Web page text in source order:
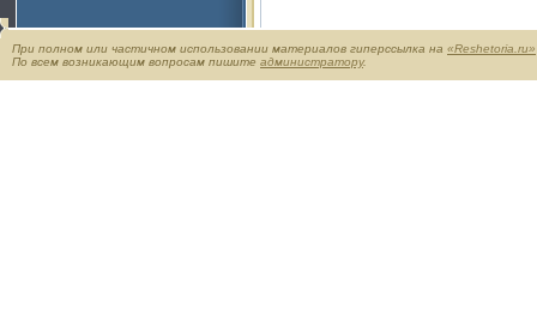
При полном или частичном использовании материалов гиперссылка на «Reshetoria.ru»
По всем возникающим вопросам пишите администратору.